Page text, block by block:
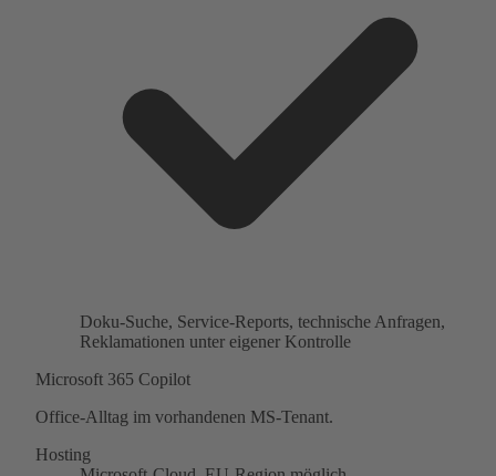
Doku-Suche, Service-Reports, technische Anfragen,
Reklamationen unter eigener Kontrolle
Microsoft 365 Copilot
Office-Alltag im vorhandenen MS-Tenant.
Hosting